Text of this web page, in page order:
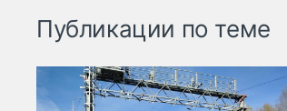
Публикации по теме